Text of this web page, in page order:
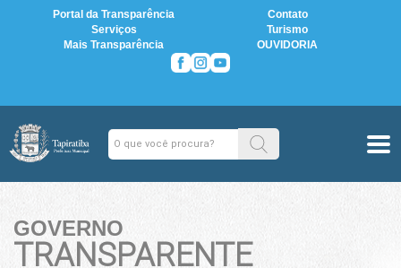
Portal da Transparência
Contato
Serviços
Turismo
Mais Transparência
OUVIDORIA
GOVERNO
TRANSPARENTE